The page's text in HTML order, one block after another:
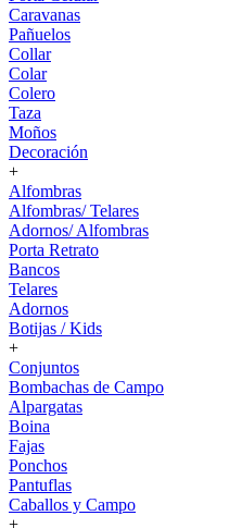
Caravanas
Pañuelos
Collar
Colar
Colero
Taza
Moños
Decoración
+
Alfombras
Alfombras/ Telares
Adornos/ Alfombras
Porta Retrato
Bancos
Telares
Adornos
Botijas / Kids
+
Conjuntos
Bombachas de Campo
Alpargatas
Boina
Fajas
Ponchos
Pantuflas
Caballos y Campo
+